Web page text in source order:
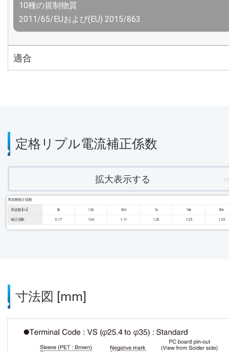
10種の規制物質
2011/65/EUおよび(EU) 2015/863
適合
定格リプル電流補正係数
拡大表示する
周波数補正係数
周波数 [Hz] 50 120 300 1k 10k 50k
補正係数 0.77 1.00 1.11 1.20 1.25 1.33
寸法図 [mm]